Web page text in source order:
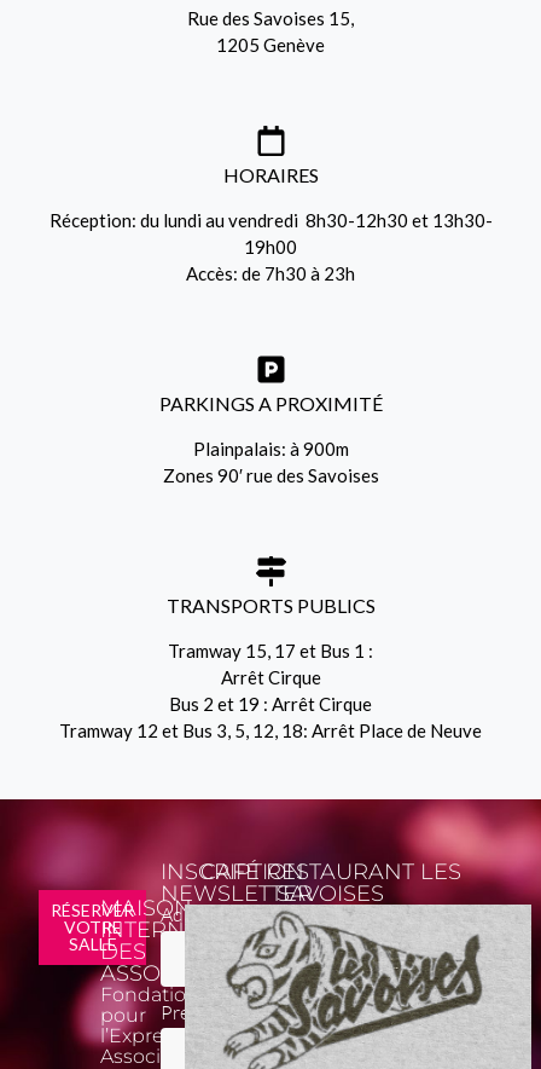
Rue des Savoises 15,
1205 Genève
HORAIRES
Réception: du lundi au vendredi 8h30-12h30 et 13h30-
19h00
Accès: de 7h30 à 23h
PARKINGS A PROXIMITÉ
Plainpalais: à 900m
Zones 90′ rue des Savoises
TRANSPORTS PUBLICS
Tramway 15, 17 et Bus 1 :
Arrêt Cirque
Bus 2 et 19 : Arrêt Cirque
Tramway 12 et Bus 3, 5, 12, 18: Arrêt Place de Neuve
RÉSERVER
VOTRE
SALLE
MAISON
INTERNATIONALE
DES
ASSOCIATIONS
Fondation
pour
l’Expression
Associative
INSCRIPTION
NEWSLETTER
Adresse email*
Prénom
CAFÉ RESTAURANT LES
SAVOISES